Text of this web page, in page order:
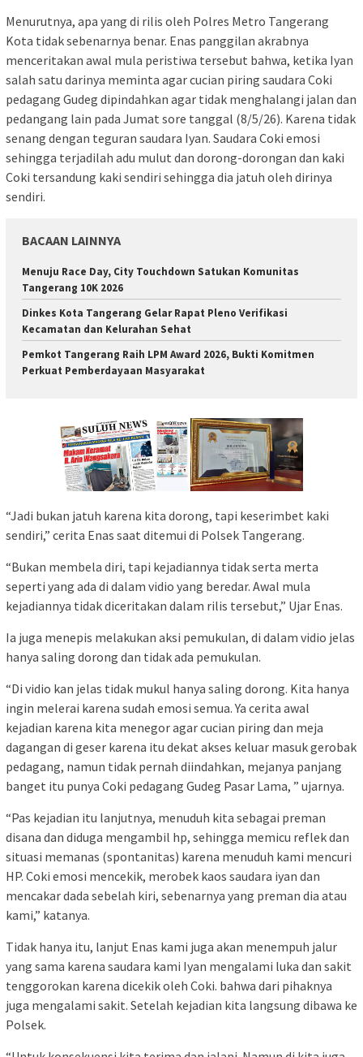
Menurutnya, apa yang di rilis oleh Polres Metro Tangerang
Kota tidak sebenarnya benar. Enas panggilan akrabnya
menceritakan awal mula peristiwa tersebut bahwa, ketika Iyan
salah satu darinya meminta agar cucian piring saudara Coki
pedagang Gudeg dipindahkan agar tidak menghalangi jalan dan
pedangang lain pada Jumat sore tanggal (8/5/26). Karena tidak
senang dengan teguran saudara Iyan. Saudara Coki emosi
sehingga terjadilah adu mulut dan dorong-dorongan dan kaki
Coki tersandung kaki sendiri sehingga dia jatuh oleh dirinya
sendiri.
BACAAN LAINNYA
Menuju Race Day, City Touchdown Satukan Komunitas
Tangerang 10K 2026
Dinkes Kota Tangerang Gelar Rapat Pleno Verifikasi
Kecamatan dan Kelurahan Sehat
Pemkot Tangerang Raih LPM Award 2026, Bukti Komitmen
Perkuat Pemberdayaan Masyarakat
“Jadi bukan jatuh karena kita dorong, tapi keserimbet kaki
sendiri,” cerita Enas saat ditemui di Polsek Tangerang.
“Bukan membela diri, tapi kejadiannya tidak serta merta
seperti yang ada di dalam vidio yang beredar. Awal mula
kejadiannya tidak diceritakan dalam rilis tersebut,” Ujar Enas.
Ia juga menepis melakukan aksi pemukulan, di dalam vidio jelas
hanya saling dorong dan tidak ada pemukulan.
“Di vidio kan jelas tidak mukul hanya saling dorong. Kita hanya
ingin melerai karena sudah emosi semua. Ya cerita awal
kejadian karena kita menegor agar cucian piring dan meja
dagangan di geser karena itu dekat akses keluar masuk gerobak
pedagang, namun tidak pernah diindahkan, mejanya panjang
banget itu punya Coki pedagang Gudeg Pasar Lama, ” ujarnya.
“Pas kejadian itu lanjutnya, menuduh kita sebagai preman
disana dan diduga mengambil hp, sehingga memicu reflek dan
situasi memanas (spontanitas) karena menuduh kami mencuri
HP. Coki emosi mencekik, merobek kaos saudara iyan dan
mencakar dada sebelah kiri, sebenarnya yang preman dia atau
kami,” katanya.
Tidak hanya itu, lanjut Enas kami juga akan menempuh jalur
yang sama karena saudara kami Iyan mengalami luka dan sakit
tenggorokan karena dicekik oleh Coki. bahwa dari pihaknya
juga mengalami sakit. Setelah kejadian kita langsung dibawa ke
Polsek.